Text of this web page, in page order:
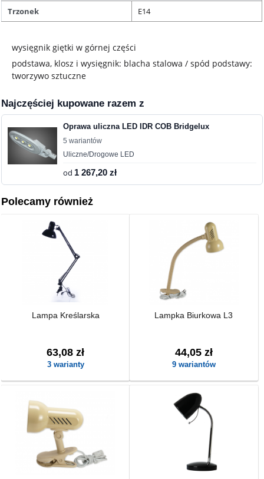
Trzonek E14
wysięgnik giętki w górnej części
podstawa, klosz i wysięgnik: blacha stalowa / spód podstawy:
tworzywo sztuczne
Najczęściej kupowane razem z
Oprawa uliczna LED IDR COB Bridgelux
5 wariantów
Uliczne/Drogowe LED
od 1 267,20 zł
Polecamy również
Lampa Kreślarska
63,08 zł
3 warianty
Lampka Biurkowa L3
44,05 zł
9 wariantów